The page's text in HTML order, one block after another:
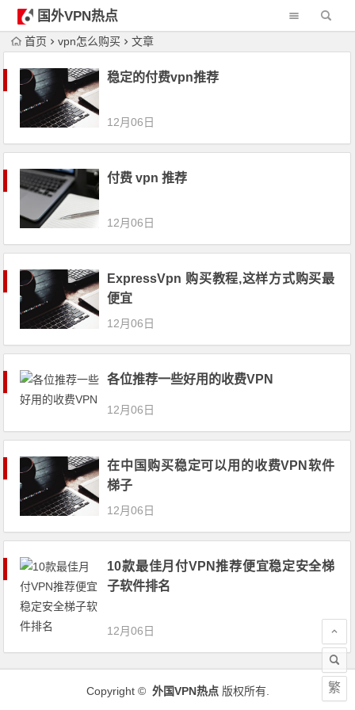
国外VPN热点
首页 vpn怎么购买 文章
稳定的付费vpn推荐
12月06日
付费 vpn 推荐
12月06日
ExpressVpn 购买教程,这样方式购买最
便宜
12月06日
各位推荐一些好用的收费VPN
12月06日
在中国购买稳定可以用的收费VPN软件
梯子
12月06日
10款最佳月付VPN推荐便宜稳定安全梯
子软件排名
12月06日
Copyright © 外国VPN热点版权所有. 繁